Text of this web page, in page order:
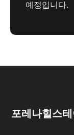
예정입니다.
포레나힐스